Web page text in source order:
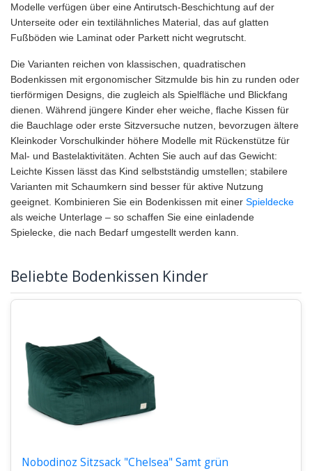
Modelle verfügen über eine Antirutsch-Beschichtung auf der
Unterseite oder ein textilähnliches Material, das auf glatten
Fußböden wie Laminat oder Parkett nicht wegrutscht.
Die Varianten reichen von klassischen, quadratischen
Bodenkissen mit ergonomischer Sitzmulde bis hin zu runden oder
tierförmigen Designs, die zugleich als Spielfläche und Blickfang
dienen. Während jüngere Kinder eher weiche, flache Kissen für
die Bauchlage oder erste Sitzversuche nutzen, bevorzugen ältere
Kleinkoder Vorschulkinder höhere Modelle mit Rückenstütze für
Mal- und Bastelaktivitäten. Achten Sie auch auf das Gewicht:
Leichte Kissen lässt das Kind selbstständig umstellen; stabilere
Varianten mit Schaumkern sind besser für aktive Nutzung
geeignet. Kombinieren Sie ein Bodenkissen mit einer Spieldecke
als weiche Unterlage – so schaffen Sie eine einladende
Spielecke, die nach Bedarf umgestellt werden kann.
Beliebte Bodenkissen Kinder
Nobodinoz Sitzsack "Chelsea" Samt grün